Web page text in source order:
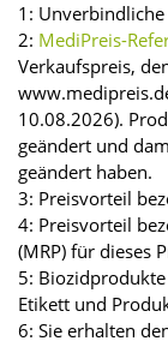
1:
2: MediPreis-
Verkaufspreis,
10.08.2026).
geändert und
geändert haben.
3: Preisvorteil
4: Preisvorteil
(MRP) für dieses
5:
Etikett und
6: Sie erhalten